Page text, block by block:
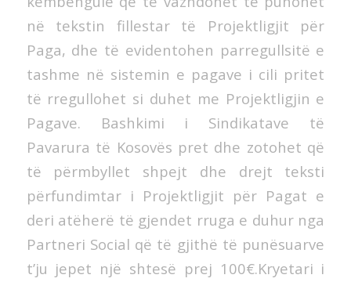
në tekstin fillestar të Projektligjit për
Paga, dhe të evidentohen parregullsitë e
tashme në sistemin e pagave i cili pritet
të rregullohet si duhet me Projektligjin e
Pagave. Bashkimi i Sindikatave të
Pavarura të Kosovës pret dhe zotohet që
të përmbyllet shpejt dhe drejt teksti
përfundimtar i Projektligjit për Pagat e
deri atëherë të gjendet rruga e duhur nga
Partneri Social që të gjithë të punësuarve
t’ju jepet një shtesë prej 100€.Kryetari i